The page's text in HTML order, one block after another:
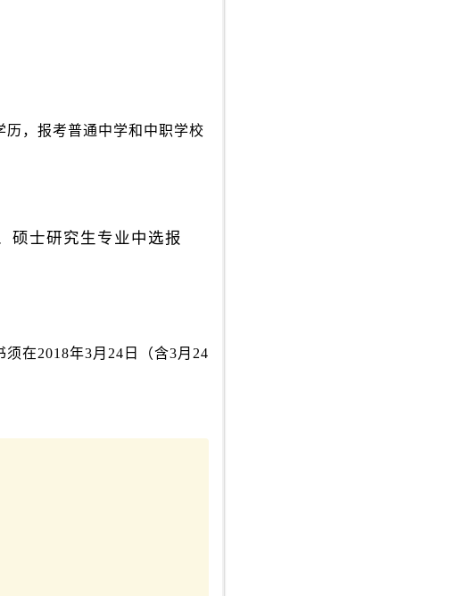
，报考普通中学和中职学校
硕士研究生专业中选报
在2018年3月24日（含3月24